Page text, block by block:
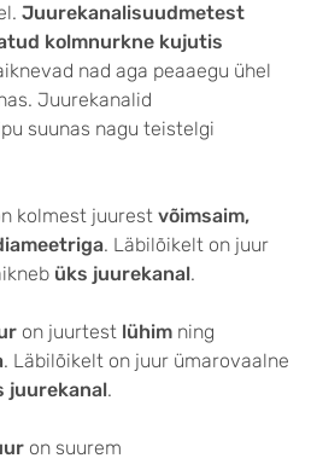
Juurekanalisuudmetest
kolmnurkne kujutis
nad aga peaaegu ühel
Juurekanalid
suunas nagu teistelgi
kolmest juurest võimsaim,
. Läbilõikelt on juur
üks juurekanal.
on juurtest lühim ning
. Läbilõikelt on juur ümarovaalne
juurekanal.
on suurem